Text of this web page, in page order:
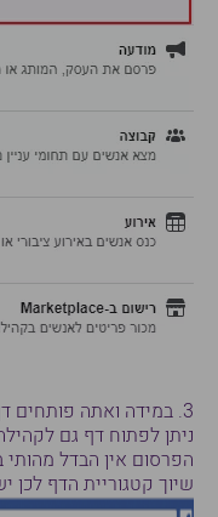
3. במידה ואתה פותחים דף לעסק בחרו "
ניתן לפתוח דף גם
הפרסום אין הבדל
שיוך קטגוריית הדף לכן